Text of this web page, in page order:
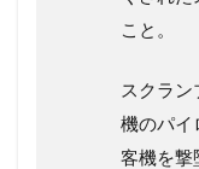
こと。
スクラ
機のパイ
客機を撃